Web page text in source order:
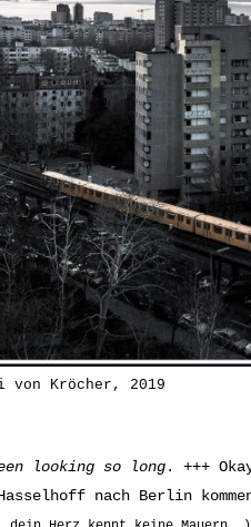
von Kröcher, 2019
looking so long. +++
nach Berlin